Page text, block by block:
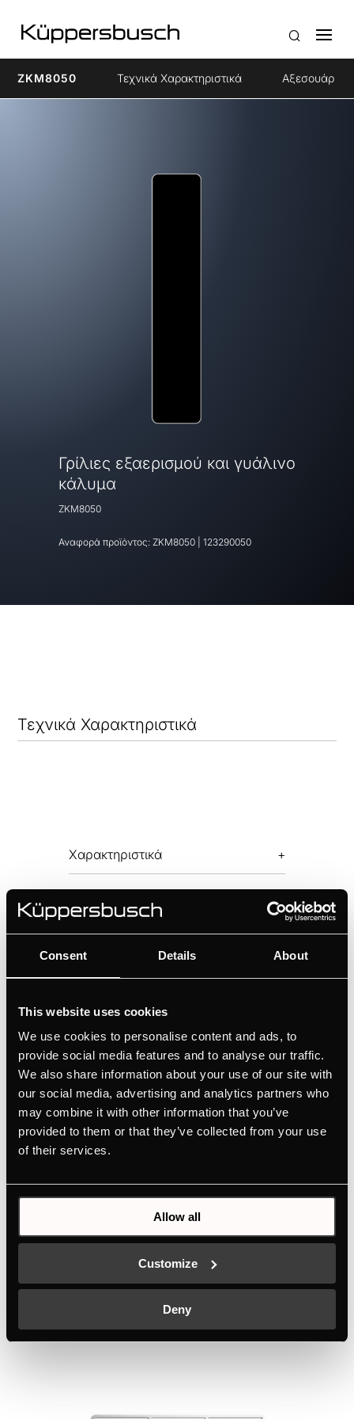
Consent Details About
This website uses cookies
We use cookies to personalise content and ads, to
provide social media features and to analyse our traffic.
We also share information about your use of our site with
our social media, advertising and analytics partners who
may combine it with other information that you’ve
provided to them or that they’ve collected from your use
of their services.
Allow all
Customize
Deny
ZKM8050 Τεχνικά Χαρακτηριστικά Αξεσουάρ
Γρίλιες εξαερισμού και γυάλινο
κάλυμα
ZKM8050
Αναφορά προϊόντος: ZKM8050 123290050
Τεχνικά Χαρακτηριστικά
Χαρακτηριστικά
ΠΡΟΑΙΡΕΤΙΚΑ ΑΞΕΣΟΥΑΡ
KMI8560.0SR
Επαγωγικό πλατώ εστιών με ενσωματωμένο
απορροφητήρα 80cm
Χρώμα